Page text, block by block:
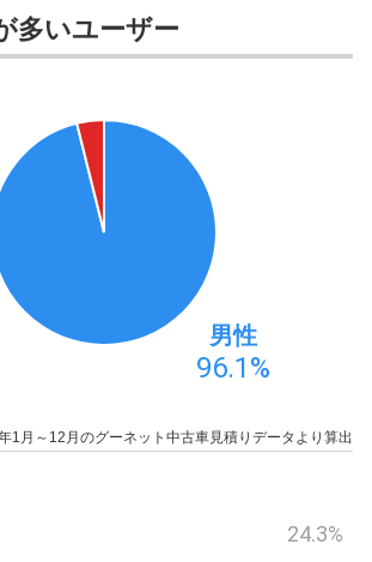
多いユーザー
男性
96.1%
1月～12月のグーネット中古車見積りデータより算出
24.3%